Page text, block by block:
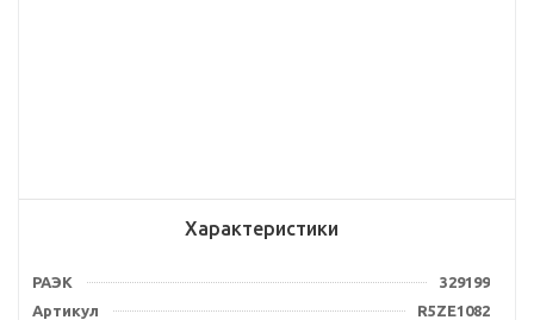
Характеристики
РАЭК
329199
Артикул
R5ZE1082